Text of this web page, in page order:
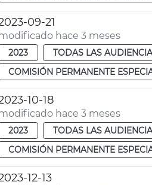
09-21
hace 3 meses
2023 TODAS LAS
COMISIÓN PERMANENTE
10-18
hace 3 meses
2023 TODAS LAS
COMISIÓN PERMANENTE
12-13